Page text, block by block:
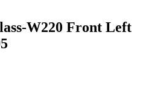
W220 Front Left